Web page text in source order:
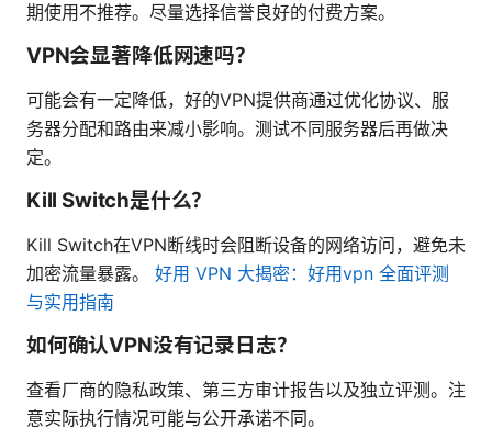
期使用不推荐。尽量选择信誉良好的付费方案。
VPN会显著降低网速吗？
可能会有一定降低，好的VPN提供商通过优化协议、服
务器分配和路由来减小影响。测试不同服务器后再做决
定。
Kill Switch是什么？
Kill Switch在VPN断线时会阻断设备的网络访问，避免未
加密流量暴露。 好用 VPN 大揭密：好用vpn 全面评测
与实用指南
如何确认VPN没有记录日志？
查看厂商的隐私政策、第三方审计报告以及独立评测。注
意实际执行情况可能与公开承诺不同。